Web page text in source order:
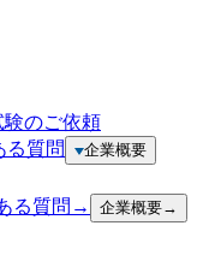
のご依頼
る質問
企業概要
る質問 → 企業概要→